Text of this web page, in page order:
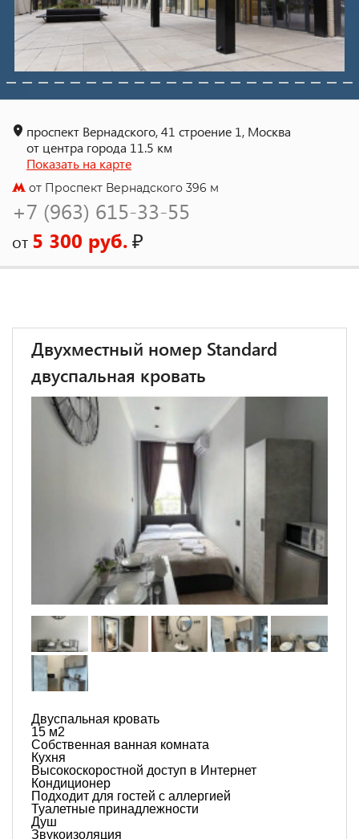
проспект Вернадского, 41 строение 1, Москва
от центра города 11.5 км
Показать на карте
от Проспект Вернадского 396 м
+7 (963) 615-33-55
от 5 300 руб.₽
Двухместный номер Standard
двуспальная кровать
Двуспальная кровать
15 м2
Собственная ванная комната
Кухня
Высокоскоростной доступ в Интернет
Кондиционер
Подходит для гостей с аллергией
Туалетные принадлежности
Душ
Звукоизоляция